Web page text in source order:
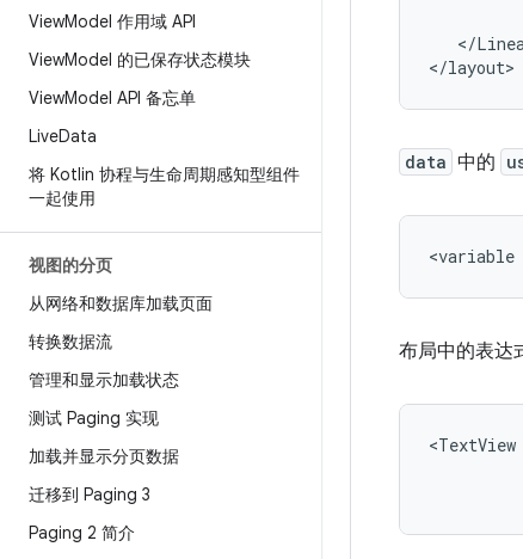
ViewModel 作用域 API
ViewModel 的已保存状态模块
ViewModel API 备忘单
LiveData
将 Kotlin 协程与生命周期感知型组件
一起使用
视图的分页
从网络和数据库加载页面
转换数据流
管理和显示加载状态
测试 Paging 实现
加载并显示分页数据
迁移到 Paging 3
Paging 2 简介
</
data 中的
<variable
布局中的表达
<TextView